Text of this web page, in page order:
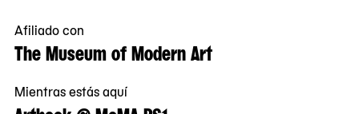
Afiliado con
The Museum of Modern Art
Mientras estás aquí